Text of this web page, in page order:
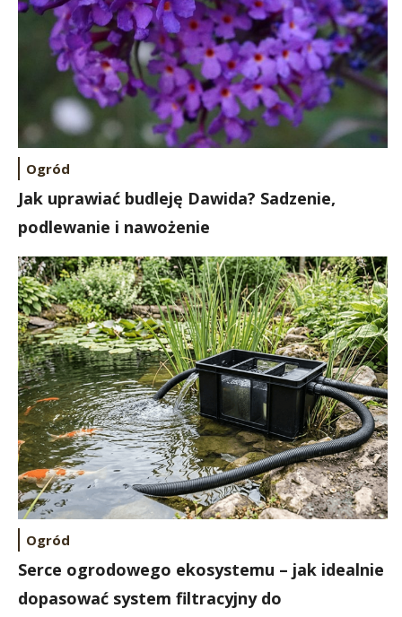
Ogród
Jak uprawiać budleję Dawida? Sadzenie,
podlewanie i nawożenie
Ogród
Serce ogrodowego ekosystemu – jak idealnie
dopasować system filtracyjny do